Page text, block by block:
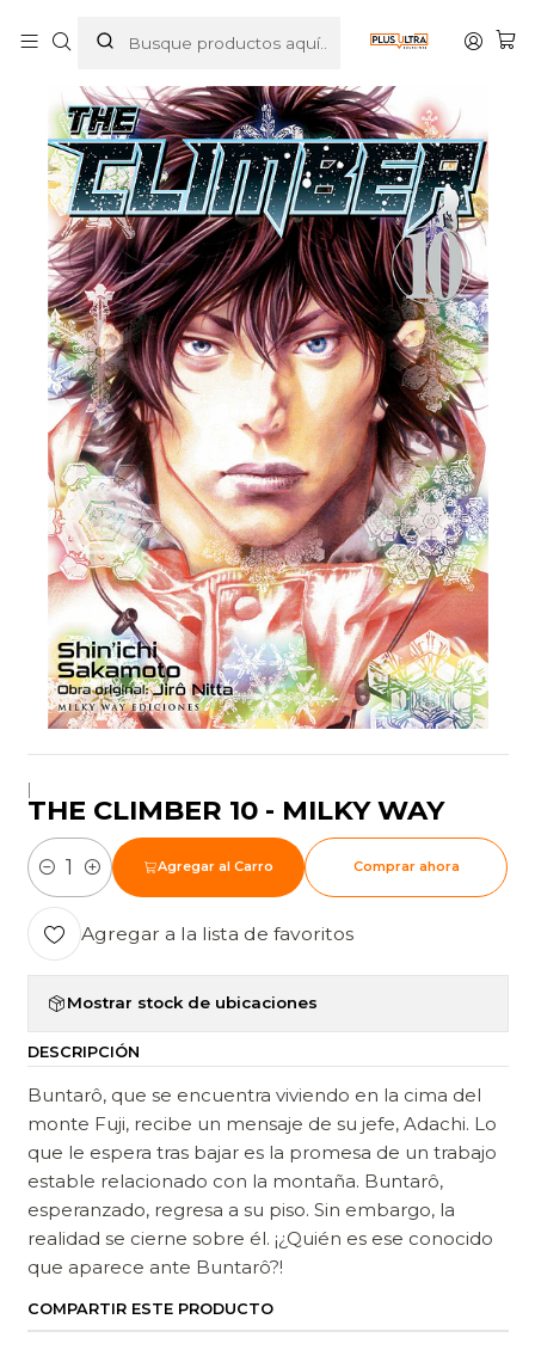
|
THE CLIMBER 10 - MILKY WAY
Cantidad
Agregar al Carro Comprar ahora
Agregar a la lista de favoritos
Mostrar stock de ubicaciones
DESCRIPCIÓN
Buntarô, que se encuentra viviendo en la cima del
monte Fuji, recibe un mensaje de su jefe, Adachi. Lo
que le espera tras bajar es la promesa de un trabajo
estable relacionado con la montaña. Buntarô,
esperanzado, regresa a su piso. Sin embargo, la
realidad se cierne sobre él. ¡¿Quién es ese conocido
que aparece ante Buntarô?!
COMPARTIR ESTE PRODUCTO